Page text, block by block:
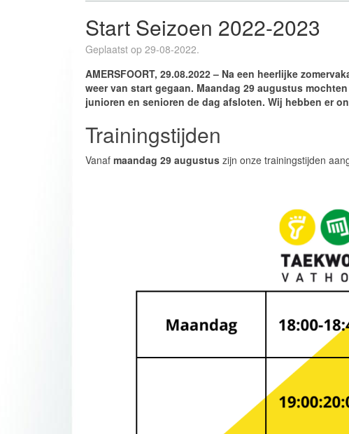
Start Seizoen 2022-2023
Geplaatst op 29-08-2022.
AMERSFOORT, 29.08.2022 – Na een heerlijke
weer van start gegaan. Maandag 29 augustus
junioren en senioren de dag afsloten. Wij hebben er
Trainingstijden
Vanaf maandag 29 augustus zijn onze trainingstijden